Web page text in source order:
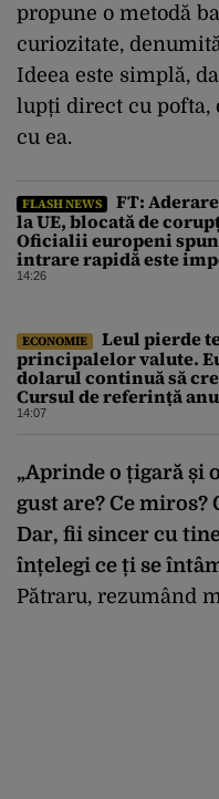
propune o metodă
curiozitate,
Ideea este simplă,
lupți direct cu pofta,
cu ea.
FLASH NEWS
FT:
la UE, blocată de
Oficialii europeni spun
intrare rapidă este
14:26
ECONOMIE
Leul pierde
principalelor valute.
dolarul continuă să
Cursul de referință
pentru vineri de BNR
14:07
„Aprinde o țigară și
gust are? Ce miros?
Dar, fii sincer cu
înțelegi ce ți se
Pătraru, rezumând